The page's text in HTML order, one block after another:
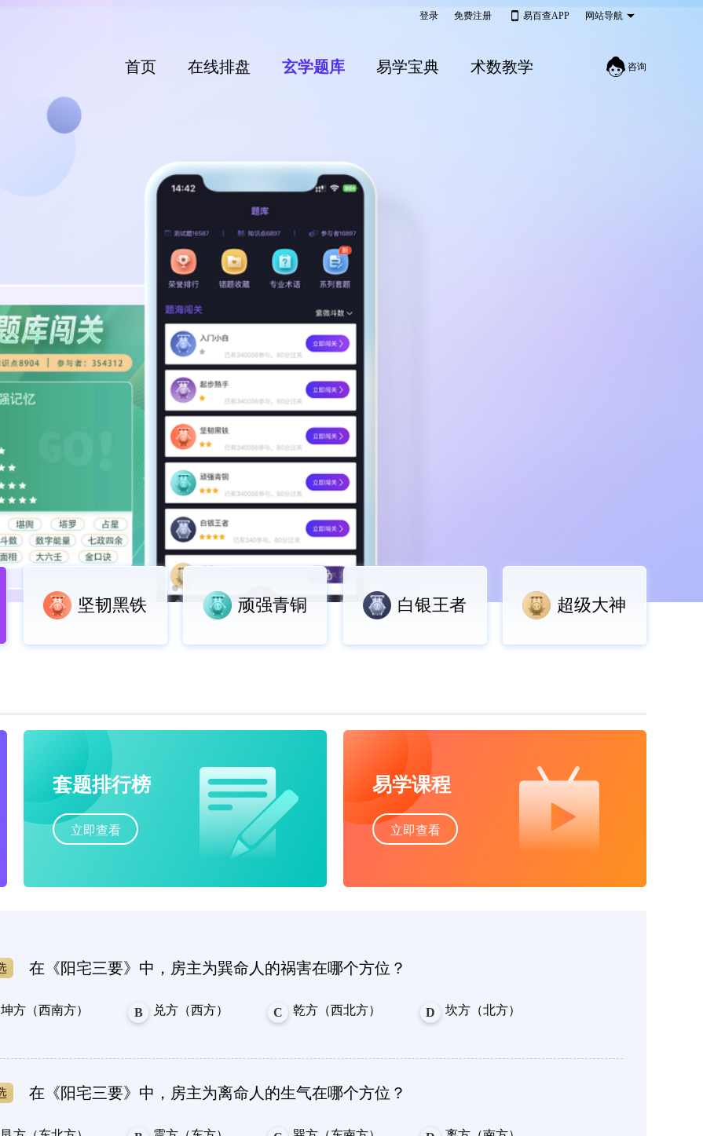
登录 免费注册 易百查APP 网站导航
首页 在线排盘 玄学题库 易学宝典 术数教学 咨询
坚韧黑铁 顽强青铜 白银王者 超级大神
套题排行榜
立即查看
易学课程
立即查看
在《阳宅三要》中，房主为巽命人的祸害在哪个方位？
坤方（西南方） B 兑方（西方） C 乾方（西北方） D 坎方（北方）
在《阳宅三要》中，房主为离命人的生气在哪个方位？